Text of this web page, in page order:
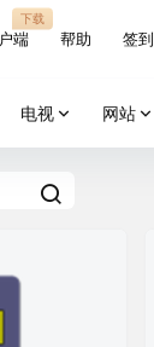
端
下载
帮助 签到
电视 网站